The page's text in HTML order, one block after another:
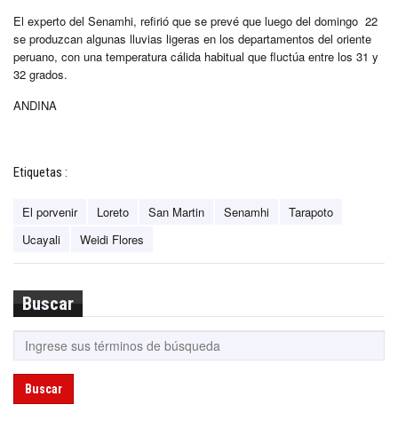
El experto del Senamhi, refirió que se prevé que luego del domingo 22
se produzcan algunas lluvias ligeras en los departamentos del oriente
peruano, con una temperatura cálida habitual que fluctúa entre los 31 y
32 grados.
ANDINA
Etiquetas :
El porvenir Loreto San Martin Senamhi
Tarapoto
Ucayali
Weidi Flores
Buscar
Buscar